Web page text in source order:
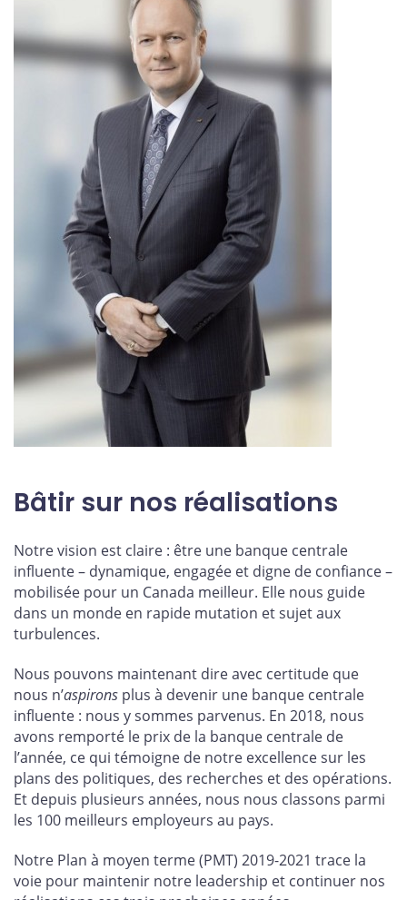
Bâtir sur nos réalisations
Notre vision est claire : être une banque centrale
influente – dynamique, engagée et digne de confiance –
mobilisée pour un Canada meilleur. Elle nous guide
dans un monde en rapide mutation et sujet aux
turbulences.
Nous pouvons maintenant dire avec certitude que
nous n’aspirons plus à devenir une banque centrale
influente : nous y sommes parvenus. En 2018, nous
avons remporté le prix de la banque centrale de
l’année, ce qui témoigne de notre excellence sur les
plans des politiques, des recherches et des opérations.
Et depuis plusieurs années, nous nous classons parmi
les 100 meilleurs employeurs au pays.
Notre Plan à moyen terme (PMT) 2019-2021 trace la
voie pour maintenir notre leadership et continuer nos